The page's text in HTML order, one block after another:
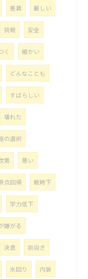
差異 厳しい
挑戦 安全
く 細かい
どんなことも
すばらしい
壊れた
の選択
第 悪い
点回帰 戦時下
学力低下
嫌がる
決意 前向き
水回り 内装